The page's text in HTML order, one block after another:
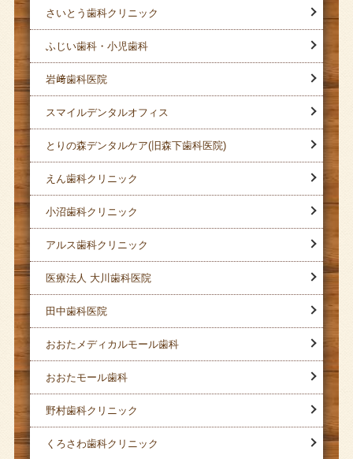
さいとう歯科クリニック
ふじい歯科・小児歯科
岩﨑歯科医院
スマイルデンタルオフィス
とりの森デンタルケア(旧森下歯科医院)
えん歯科クリニック
小沼歯科クリニック
アルス歯科クリニック
医療法人 大川歯科医院
田中歯科医院
おおたメディカルモール歯科
おおたモール歯科
野村歯科クリニック
くろさわ歯科クリニック